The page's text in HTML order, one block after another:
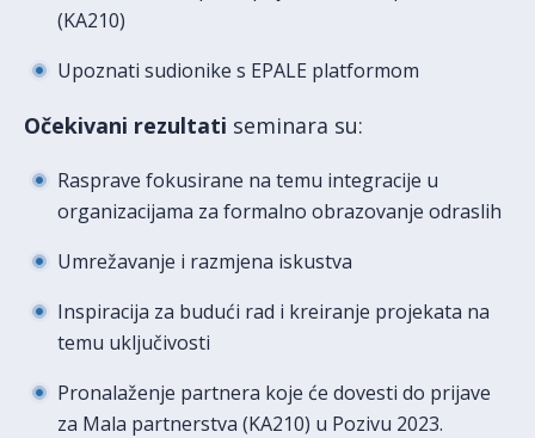
(KA210)
Upoznati sudionike s EPALE platformom
Očekivani rezultati seminara su:
Rasprave fokusirane na temu integracije u
organizacijama za formalno obrazovanje odraslih
Umrežavanje i razmjena iskustva
Inspiracija za budući rad i kreiranje projekata na
temu uključivosti
Pronalaženje partnera koje će dovesti do prijave
za Mala partnerstva (KA210) u Pozivu 2023.